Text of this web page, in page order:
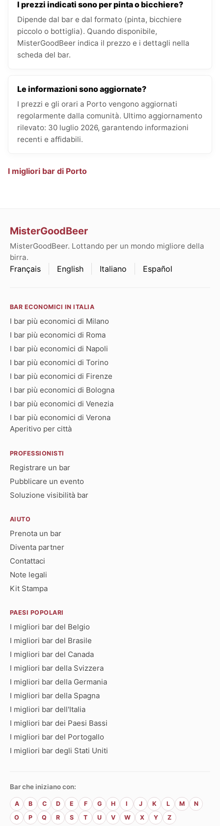
I prezzi indicati sono per pinta o bicchiere?
Dipende dal bar e dal formato (pinta, bicchiere
piccolo o bottiglia). Quando disponibile,
MisterGoodBeer indica il prezzo e i dettagli nella
scheda del bar.
Le informazioni sono aggiornate?
I prezzi e gli orari a Porto vengono aggiornati
regolarmente dalla comunità. Ultimo aggiornamento
rilevato: 30 luglio 2026, garantendo informazioni
recenti e affidabili.
I migliori bar di Porto
MisterGoodBeer
MisterGoodBeer. Lottando per un mondo migliore della
birra.
Français English Italiano Español
BAR ECONOMICI IN ITALIA
I bar più economici di Milano
I bar più economici di Roma
I bar più economici di Napoli
I bar più economici di Torino
I bar più economici di Firenze
I bar più economici di Bologna
I bar più economici di Venezia
I bar più economici di Verona
Aperitivo per città
PROFESSIONISTI
Registrare un bar
Pubblicare un evento
Soluzione visibilità bar
AIUTO
Prenota un bar
Diventa partner
Contattaci
Note legali
Kit Stampa
PAESI POPOLARI
I migliori bar del Belgio
I migliori bar del Brasile
I migliori bar del Canada
I migliori bar della Svizzera
I migliori bar della Germania
I migliori bar della Spagna
I migliori bar dell'Italia
I migliori bar dei Paesi Bassi
I migliori bar del Portogallo
I migliori bar degli Stati Uniti
Bar che iniziano con:
A B C D E F G H I J K L M
N
O
P Q R S T U V W X Y Z